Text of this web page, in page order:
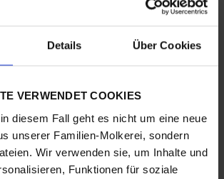
Details Über Cookies
VERWENDET COOKIES
diesem Fall geht es nicht um eine neue
unserer Familien-Molkerei, sondern
Wir verwenden sie, um Inhalte und
Funktionen für soziale
(0,25 € PRO
zzgl. Versandkosten